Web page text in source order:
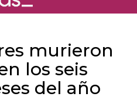
murieron
los seis
del año